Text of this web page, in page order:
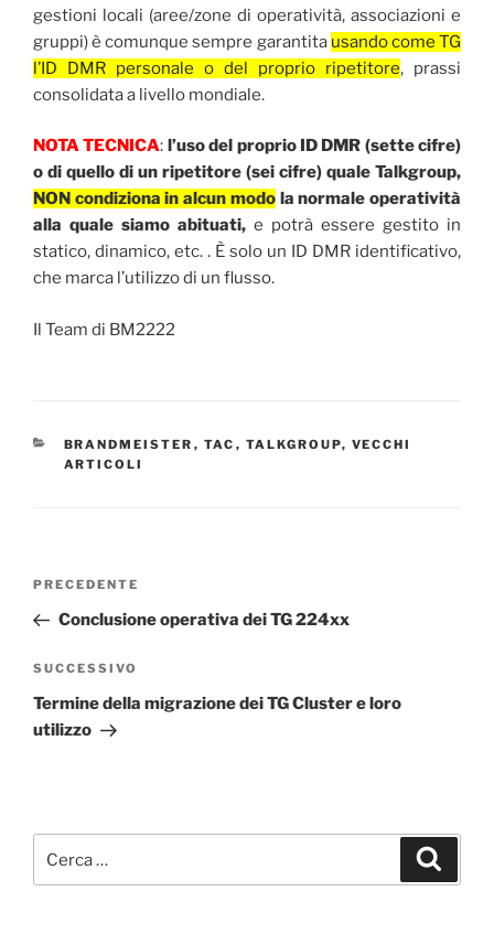
gestioni locali (aree/zone di operatività, associazioni e
gruppi) è comunque sempre garantita usando come TG
l’ID DMR personale o del proprio ripetitore, prassi
consolidata a livello mondiale.
NOTA TECNICA: l’uso del proprio ID DMR (sette cifre)
o di quello di un ripetitore (sei cifre) quale Talkgroup,
NON condiziona in alcun modola normale operatività
alla quale siamo abituati, e potrà essere gestito in
statico, dinamico, etc. . È solo un ID DMR identificativo,
che marca l’utilizzo di un flusso.
Il Team di BM2222
CATEGORIE
BRANDMEISTER , TAC , TALKGROUP, VECCHI
ARTICOLI
Navigazione
Articolo
precedente:
PRECEDENTE
Conclusione operativa dei TG 224xx
Articolo
successivo
SUCCESSIVO
Termine della migrazione dei TG Cluster e loro
utilizzo